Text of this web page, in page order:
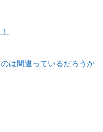
は間違っているだろうか